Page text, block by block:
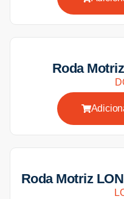
Roda
Roda Motriz